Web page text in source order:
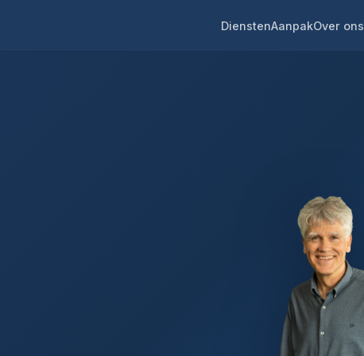
DienstenAanpakOver ons